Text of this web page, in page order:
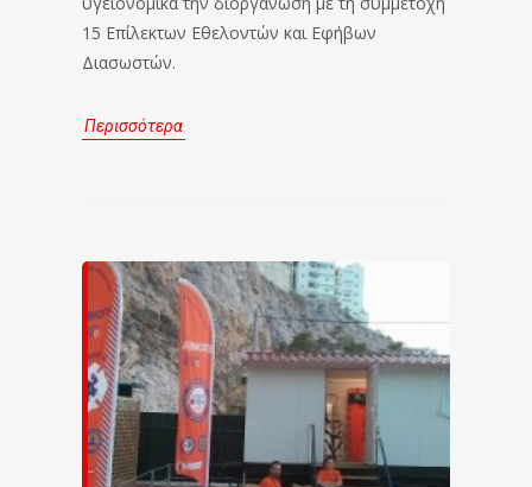
15 Επίλεκτων Εθελοντών και Εφήβων
Διασωστών.
Περισσότερα